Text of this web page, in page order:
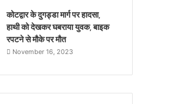
कोटद्वार के दुगड्डा मार्ग पर हादसा,
हाथी को देखकर घबराया युवक, बाइक
रपटने से मौके पर मौत
November 16, 2023